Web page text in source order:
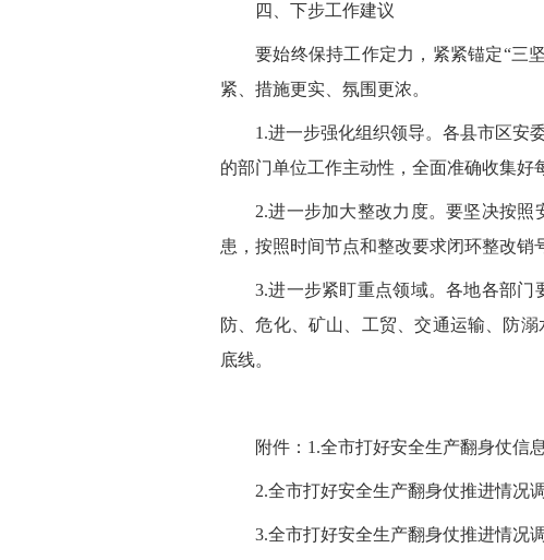
四、下步工作建议
要始终保持工作定力，紧紧锚定“三
紧、措施更实、氛围更浓。
1.进一步强化组织领导。各县市区安
的部门单位工作主动性，全面准确收集好
2.进一步加大整改力度。要坚决按
患，按照时间节点和整改要求闭环整改销
3.进一步紧盯重点领域。各地各部
防、危化、矿山、工贸、交通运输、防
底线。
附件：1.全市打好安全生产翻身仗信
2.全市打好安全生产翻身仗推进情况
3.全市打好安全生产翻身仗推进情况